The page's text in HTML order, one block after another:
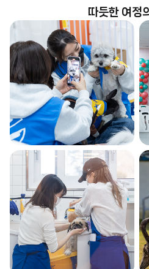
누적 기
마당개 집짓기 프로젝트
총 16호 완공
(2025년 12월 기준)
따듯한 여정